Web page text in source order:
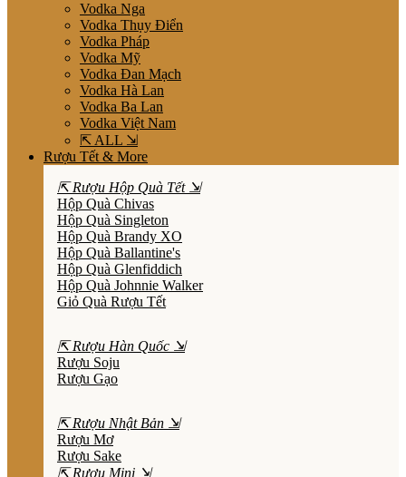
Vodka Nga
Vodka Thụy Điển
Vodka Pháp
Vodka Mỹ
Vodka Đan Mạch
Vodka Hà Lan
Vodka Ba Lan
Vodka Việt Nam
⇱ ALL ⇲
Rượu Tết & More
⇱ Rượu Hộp Quà Tết ⇲
Hộp Quà Chivas
Hộp Quà Singleton
Hộp Quà Brandy XO
Hộp Quà Ballantine's
Hộp Quà Glenfiddich
Hộp Quà Johnnie Walker
Giỏ Quà Rượu Tết
⇱ Rượu Hàn Quốc ⇲
Rượu Soju
Rượu Gạo
⇱ Rượu Nhật Bản ⇲
Rượu Mơ
Rượu Sake
⇱ Rượu Mini ⇲